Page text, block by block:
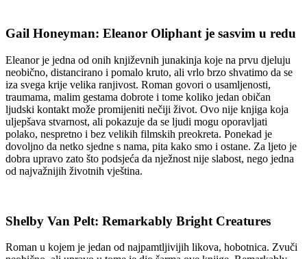
Gail Honeyman: Eleanor Oliphant je sasvim u redu
Eleanor je jedna od onih književnih junakinja koje na prvu djeluju
neobično, distancirano i pomalo kruto, ali vrlo brzo shvatimo da se
iza svega krije velika ranjivost. Roman govori o usamljenosti,
traumama, malim gestama dobrote i tome koliko jedan običan
ljudski kontakt može promijeniti nečiji život. Ovo nije knjiga koja
uljepšava stvarnost, ali pokazuje da se ljudi mogu oporavljati
polako, nespretno i bez velikih filmskih preokreta. Ponekad je
dovoljno da netko sjedne s nama, pita kako smo i ostane. Za ljeto je
dobra upravo zato što podsjeća da nježnost nije slabost, nego jedna
od najvažnijih životnih vještina.
Shelby Van Pelt: Remarkably Bright Creatures
Roman u kojem je jedan od najpamtljivijih likova, hobotnica. Zvuči